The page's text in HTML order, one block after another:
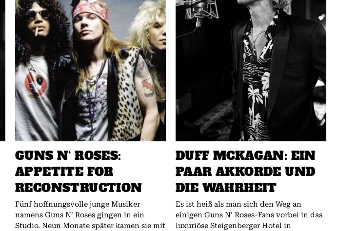
GUNS N‘ ROSES:
APPETITE FOR
RECONSTRUCTION
Fünf hoffnungsvolle junge Musiker
namens Guns N’ Roses gingen in ein
Studio. Neun Monate später kamen sie mit
DUFF MCKAGAN: EIN
PAAR AKKORDE UND
DIE WAHRHEIT
Es ist heiß als man sich den Weg an
einigen Guns N' Roses-Fans vorbei in das
luxuriöse Steigenberger Hotel in